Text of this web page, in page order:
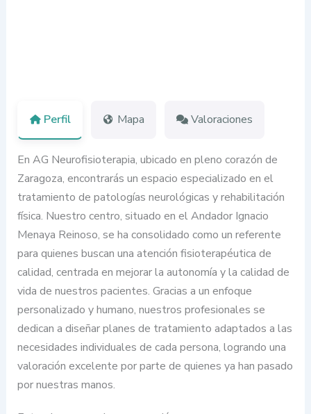
Perfil Mapa Valoraciones
En AG Neurofisioterapia, ubicado en pleno corazón de
Zaragoza, encontrarás un espacio especializado en el
tratamiento de patologías neurológicas y rehabilitación
física. Nuestro centro, situado en el Andador Ignacio
Menaya Reinoso, se ha consolidado como un referente
para quienes buscan una atención fisioterapéutica de
calidad, centrada en mejorar la autonomía y la calidad de
vida de nuestros pacientes. Gracias a un enfoque
personalizado y humano, nuestros profesionales se
dedican a diseñar planes de tratamiento adaptados a las
necesidades individuales de cada persona, logrando una
valoración excelente por parte de quienes ya han pasado
por nuestras manos.